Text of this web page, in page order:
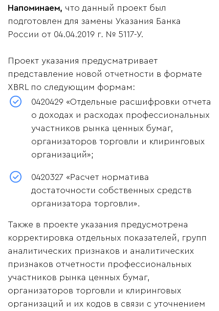
Напоминаем, что данный проект был
подготовлен для замены Указания Банка
России от 04.04.2019 г. № 5117-У.
Проект указания предусматривает
представление новой отчетности в формате
XBRL по следующим формам:
0420429 «Отдельные расшифровки отчета
о доходах и расходах профессиональных
участников рынка ценных бумаг,
организаторов торговли и клиринговых
организаций»;
0420327 «Расчет норматива
достаточности собственных средств
организатора торговли».
Также в проекте указания предусмотрена
корректировка отдельных показателей, групп
аналитических признаков и аналитических
признаков отчетности профессиональных
участников рынка ценных бумаг,
организаторов торговли и клиринговых
организаций и их кодов в связи с уточнением